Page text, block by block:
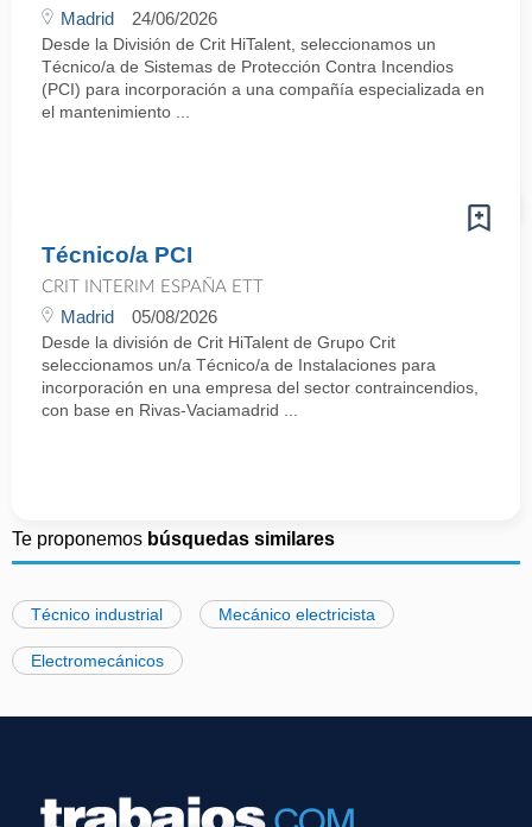
Madrid 24/06/2026
Desde la División de Crit HiTalent, seleccionamos un
Técnico/a de Sistemas de Protección Contra Incendios
(PCI) para incorporación a una compañía especializada en
el mantenimiento ...
Técnico/a PCI
CRIT INTERIM ESPAÑA ETT
Madrid 05/08/2026
Desde la división de Crit HiTalent de Grupo Crit
seleccionamos un/a Técnico/a de Instalaciones para
incorporación en una empresa del sector contraincendios,
con base en Rivas-Vaciamadrid ...
Te proponemos búsquedas similares
Técnico industrial Mecánico electricista
Electromecánicos